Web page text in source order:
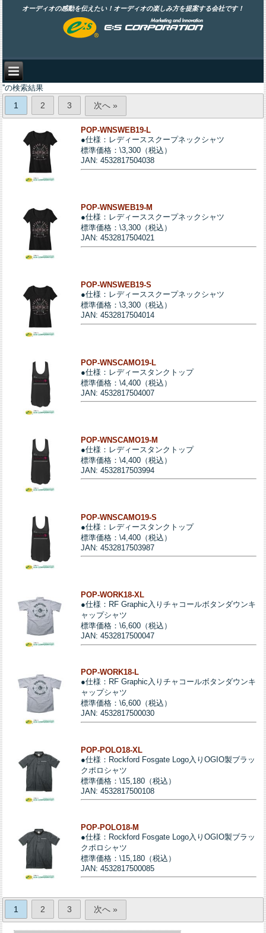
オーディオの感動を伝えたい！オーディオの楽しみ方を提案する会社です！
''の検索結果
1 2 3 次へ »
POP-WNSWEB19-L
●仕様：レディーススクープネックシャツ
標準価格：\3,300（税込）
JAN: 4532817504038
POP-WNSWEB19-M
●仕様：レディーススクープネックシャツ
標準価格：\3,300（税込）
JAN: 4532817504021
POP-WNSWEB19-S
●仕様：レディーススクープネックシャツ
標準価格：\3,300（税込）
JAN: 4532817504014
POP-WNSCAMO19-L
●仕様：レディースタンクトップ
標準価格：\4,400（税込）
JAN: 4532817504007
POP-WNSCAMO19-M
●仕様：レディースタンクトップ
標準価格：\4,400（税込）
JAN: 4532817503994
POP-WNSCAMO19-S
●仕様：レディースタンクトップ
標準価格：\4,400（税込）
JAN: 4532817503987
POP-WORK18-XL
●仕様：RF Graphic入りチャコールボタンダウンキ
ャップシャツ
標準価格：\6,600（税込）
JAN: 4532817500047
POP-WORK18-L
●仕様：RF Graphic入りチャコールボタンダウンキ
ャップシャツ
標準価格：\6,600（税込）
JAN: 4532817500030
POP-POLO18-XL
●仕様：Rockford Fosgate Logo入りOGIO製ブラッ
クポロシャツ
標準価格：\15,180（税込）
JAN: 4532817500108
POP-POLO18-M
●仕様：Rockford Fosgate Logo入りOGIO製ブラッ
クポロシャツ
標準価格：\15,180（税込）
JAN: 4532817500085
1 2 3 次へ »